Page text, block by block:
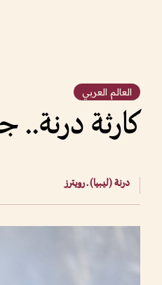
العالم العربي
كارثة درنة..
درنة (ليبيا) ـ رويترز